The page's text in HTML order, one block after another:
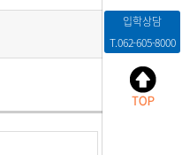
입학상담
T.062-605-8000